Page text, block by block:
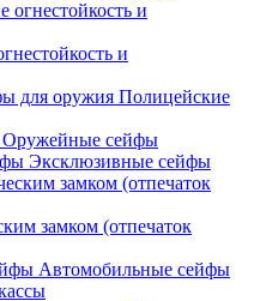
и
Полицейские
Оружейные сейфы
Эксклюзивные сейфы
замком (отпечаток
Автомобильные сейфы